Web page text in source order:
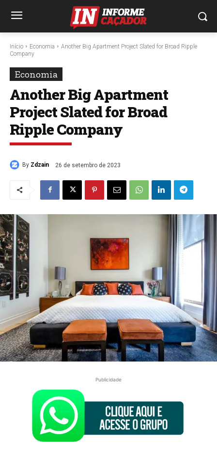
Início Economia
Another Big Apartment Project Slated for Broad Ripple
Company
Economia
Another Big Apartment
Project Slated for Broad
Ripple Company
By Zdzain 26 de setembro de 2023
Publicidade